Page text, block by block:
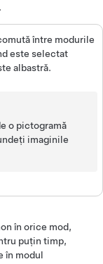
.
între modurile
este selectat
albastră.
o pictogramă
imaginile
în orice mod,
puțin timp,
în modul